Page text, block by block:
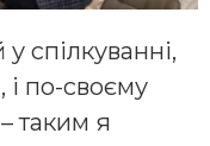
спілкуванні,
і по-своєму
таким я